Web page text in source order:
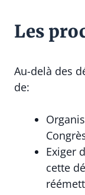
Les
Au-delà des
de:
Exiger
cette